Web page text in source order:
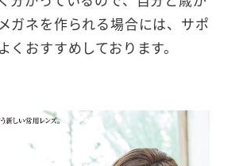
ガネを作られる場合には、サポ
くおすすめしております。